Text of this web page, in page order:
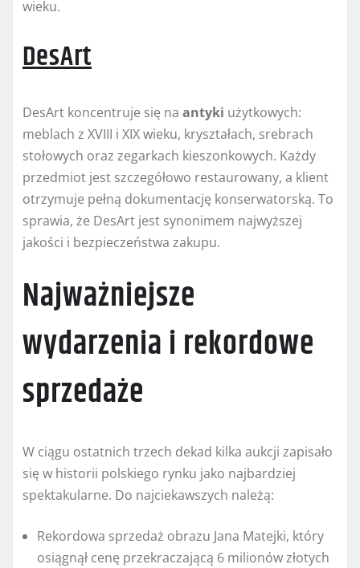
wieku.
DesArt
DesArt koncentruje się na antyki użytkowych:
meblach z XVIII i XIX wieku, kryształach, srebrach
stołowych oraz zegarkach kieszonkowych. Każdy
przedmiot jest szczegółowo restaurowany, a klient
otrzymuje pełną dokumentację konserwatorską. To
sprawia, że DesArt jest synonimem najwyższej
jakości i bezpieczeństwa zakupu.
Najważniejsze
wydarzenia i rekordowe
sprzedaże
W ciągu ostatnich trzech dekad kilka aukcji zapisało
się w historii polskiego rynku jako najbardziej
spektakularne. Do najciekawszych należą:
Rekordowa sprzedaż obrazu Jana Matejki, który
osiągnął cenę przekraczającą 6 milionów złotych